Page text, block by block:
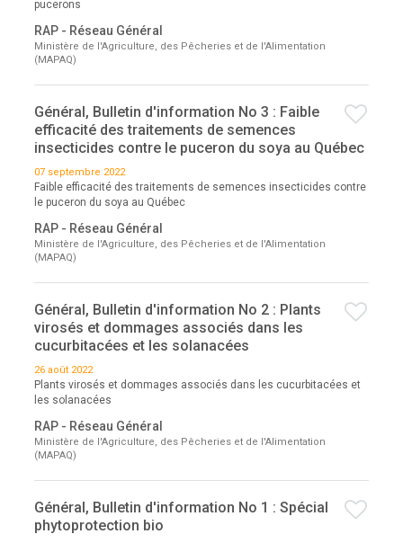
pucerons
RAP - Réseau Général
Ministère de l'Agriculture, des Pêcheries et de l'Alimentation
(MAPAQ)
Général, Bulletin d'information No 3 : Faible
efficacité des traitements de semences
insecticides contre le puceron du soya au Québec
07 septembre 2022
Faible efficacité des traitements de semences insecticides contre
le puceron du soya au Québec
RAP - Réseau Général
Ministère de l'Agriculture, des Pêcheries et de l'Alimentation
(MAPAQ)
Général, Bulletin d'information No 2 : Plants
virosés et dommages associés dans les
cucurbitacées et les solanacées
26 août 2022
Plants virosés et dommages associés dans les cucurbitacées et
les solanacées
RAP - Réseau Général
Ministère de l'Agriculture, des Pêcheries et de l'Alimentation
(MAPAQ)
Général, Bulletin d'information No 1 : Spécial
phytoprotection bio